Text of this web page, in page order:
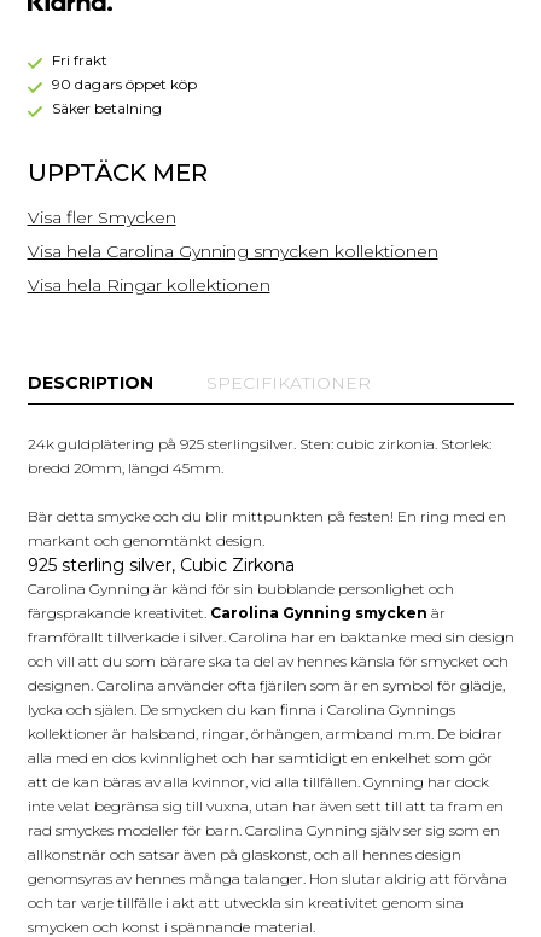
spännande material.
Ring
(Guld)Fri frakt
90 dagars öppet köp
Säker betalning
UPPTÄCK MER
Visa fler Smycken
Visa hela Carolina Gynning smycken kollektionen
Visa hela Ringar kollektionen
DESCRIPTION SPECIFIKATIONER
24k guldplätering på 925 sterlingsilver. Sten: cubic zirkonia. Storlek:
bredd 20mm, längd 45mm.
Bär detta smycke och du blir mittpunkten på festen! En ring med en
markant och genomtänkt design.
925 sterling silver, Cubic Zirkona
Carolina Gynning är känd för sin bubblande personlighet och
färgsprakande kreativitet. Carolina Gynning smycken är
framförallt tillverkade i silver. Carolina har en baktanke med sin design
och vill att du som bärare ska ta del av hennes känsla för smycket och
designen. Carolina använder ofta fjärilen som är en symbol för glädje,
lycka och själen. De smycken du kan finna i Carolina Gynnings
kollektioner är halsband, ringar, örhängen, armband m.m. De bidrar
alla med en dos kvinnlighet och har samtidigt en enkelhet som gör
att de kan bäras av alla kvinnor, vid alla tillfällen. Gynning har dock
inte velat begränsa sig till vuxna, utan har även sett till att ta fram en
rad smyckes modeller för barn. Carolina Gynning själv ser sig som en
allkonstnär och satsar även på glaskonst, och all hennes design
genomsyras av hennes många talanger. Hon slutar aldrig att förvåna
och tar varje tillfälle i akt att utveckla sin kreativitet genom sina
smycken och konst i spännande material.